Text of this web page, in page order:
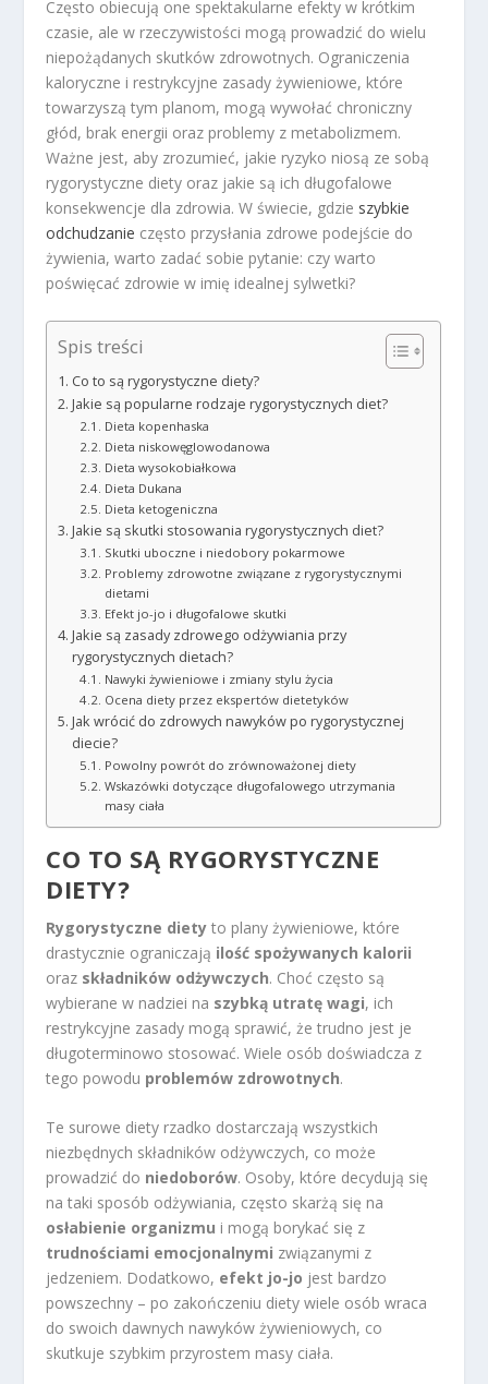
Często obiecują one spektakularne efekty w krótkim
czasie, ale w rzeczywistości mogą prowadzić do wielu
niepożądanych skutków zdrowotnych. Ograniczenia
kaloryczne i restrykcyjne zasady żywieniowe, które
towarzyszą tym planom, mogą wywołać chroniczny
głód, brak energii oraz problemy z metabolizmem.
Ważne jest, aby zrozumieć, jakie ryzyko niosą ze sobą
rygorystyczne diety oraz jakie są ich długofalowe
konsekwencje dla zdrowia. W świecie, gdzie szybkie
odchudzanie często przysłania zdrowe podejście do
żywienia, warto zadać sobie pytanie: czy warto
poświęcać zdrowie w imię idealnej sylwetki?
Spis treści
Co to są rygorystyczne diety?
Jakie są popularne rodzaje rygorystycznych diet?
Dieta kopenhaska
Dieta niskowęglowodanowa
Dieta wysokobiałkowa
Dieta Dukana
Dieta ketogeniczna
Jakie są skutki stosowania rygorystycznych diet?
Skutki uboczne i niedobory pokarmowe
Problemy zdrowotne związane z rygorystycznymi
dietami
Efekt jo-jo i długofalowe skutki
Jakie są zasady zdrowego odżywiania przy
rygorystycznych dietach?
Nawyki żywieniowe i zmiany stylu życia
Ocena diety przez ekspertów dietetyków
Jak wrócić do zdrowych nawyków po rygorystycznej
diecie?
Powolny powrót do zrównoważonej diety
Wskazówki dotyczące długofalowego utrzymania
masy ciała
CO TO SĄ RYGORYSTYCZNE
DIETY?
Rygorystyczne diety to plany żywieniowe, które
drastycznie ograniczają ilość spożywanych kalorii
oraz składników odżywczych. Choć często są
wybierane w nadziei na szybką utratę wagi, ich
restrykcyjne zasady mogą sprawić, że trudno jest je
długoterminowo stosować. Wiele osób doświadcza z
tego powodu problemów zdrowotnych.
Te surowe diety rzadko dostarczają wszystkich
niezbędnych składników odżywczych, co może
prowadzić do niedoborów. Osoby, które decydują się
na taki sposób odżywiania, często skarżą się na
osłabienie organizmu i mogą borykać się z
trudnościami emocjonalnymi związanymi z
jedzeniem. Dodatkowo, efekt jo-jo jest bardzo
powszechny – po zakończeniu diety wiele osób wraca
do swoich dawnych nawyków żywieniowych, co
skutkuje szybkim przyrostem masy ciała.